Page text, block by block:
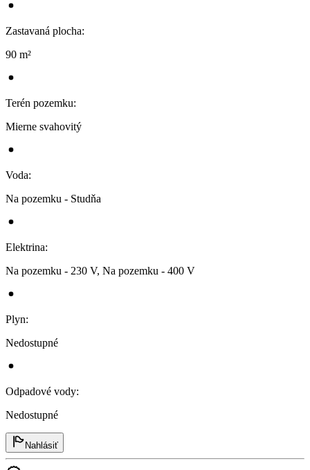
Zastavaná plocha:
90 m²
Terén pozemku:
Mierne svahovitý
Voda:
Na pozemku - Studňa
Elektrina:
Na pozemku - 230 V, Na pozemku - 400 V
Plyn:
Nedostupné
Odpadové vody:
Nedostupné
Nahlásiť